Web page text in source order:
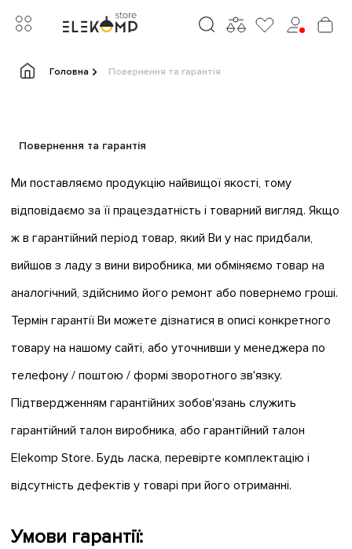
Головна Повернення та гарантія
Повернення та гарантія
Ми поставляємо продукцію найвищої якості, тому
відповідаємо за її працездатність і товарний вигляд. Якщо
ж в гарантійний період товар, який Ви у нас придбали,
вийшов з ладу з вини виробника, ми обміняємо товар на
аналогічний, здійснимо його ремонт або повернемо гроші.
Термін гарантії Ви можете дізнатися в описі конкретного
товару на нашому сайті, або уточнивши у менеджера по
телефону / поштою / формі зворотного зв'язку.
Підтвердженням гарантійних зобов'язань служить
гарантійний талон виробника, або гарантійний талон
Elekomp Store. Будь ласка, перевірте комплектацію і
відсутність дефектів у товарі при його отриманні.
Умови гарантії: